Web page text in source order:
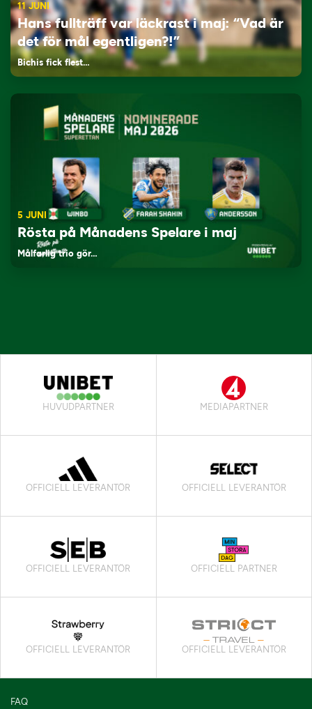
11 JUNI
Hans fullträff var läckrast i maj: “Vad är
det för mål egentligen?!”
Bichis fick flest…
5 JUNI
Rösta på Månadens Spelare i maj
Målfarlig trio gör…
HUVUDPARTNER MEDIAPARTNER
OFFICIELL LEVERANTÖR OFFICIELL LEVERANTÖR
OFFICIELL LEVERANTÖR OFFICIELL PARTNER
OFFICIELL LEVERANTÖR OFFICIELL LEVERANTÖR
FAQ